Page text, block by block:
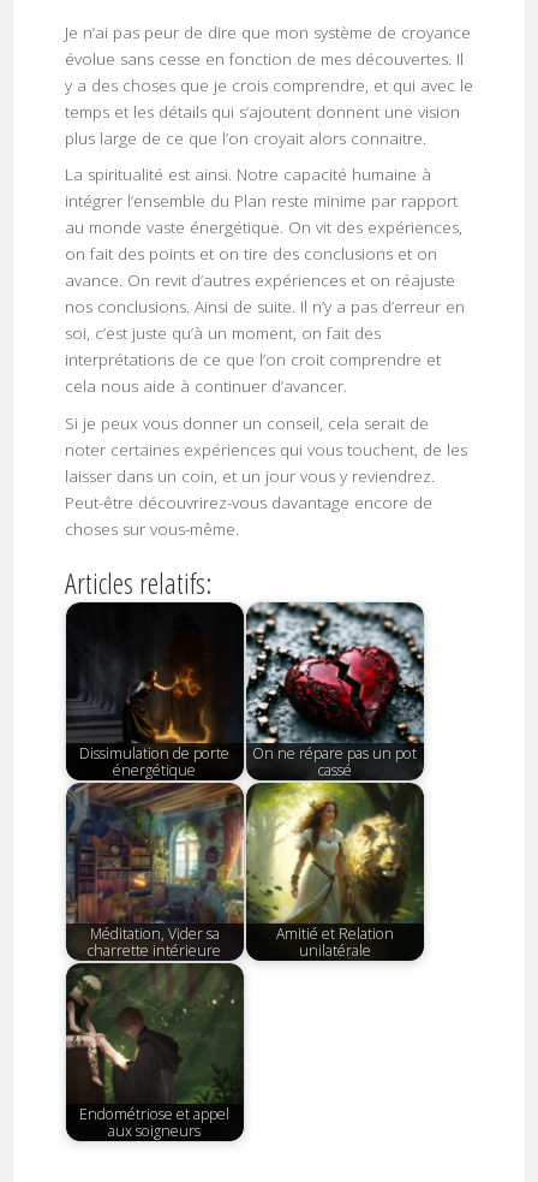
Je n’ai pas peur de dire que mon système de croyance
évolue sans cesse en fonction de mes découvertes. Il
y a des choses que je crois comprendre, et qui avec le
temps et les détails qui s’ajoutent donnent une vision
plus large de ce que l’on croyait alors connaitre.
La spiritualité est ainsi. Notre capacité humaine à
intégrer l’ensemble du Plan reste minime par rapport
au monde vaste énergétique. On vit des expériences,
on fait des points et on tire des conclusions et on
avance. On revit d’autres expériences et on réajuste
nos conclusions. Ainsi de suite. Il n’y a pas d’erreur en
soi, c’est juste qu’à un moment, on fait des
interprétations de ce que l’on croit comprendre et
cela nous aide à continuer d’avancer.
Si je peux vous donner un conseil, cela serait de
noter certaines expériences qui vous touchent, de les
laisser dans un coin, et un jour vous y reviendrez.
Peut-être découvrirez-vous davantage encore de
choses sur vous-même.
Articles relatifs:
Dissimulation de porte
énergétique
On ne répare pas un pot
cassé
Méditation, Vider sa
charrette intérieure
Amitié et Relation
unilatérale
Endométriose et appel
aux soigneurs